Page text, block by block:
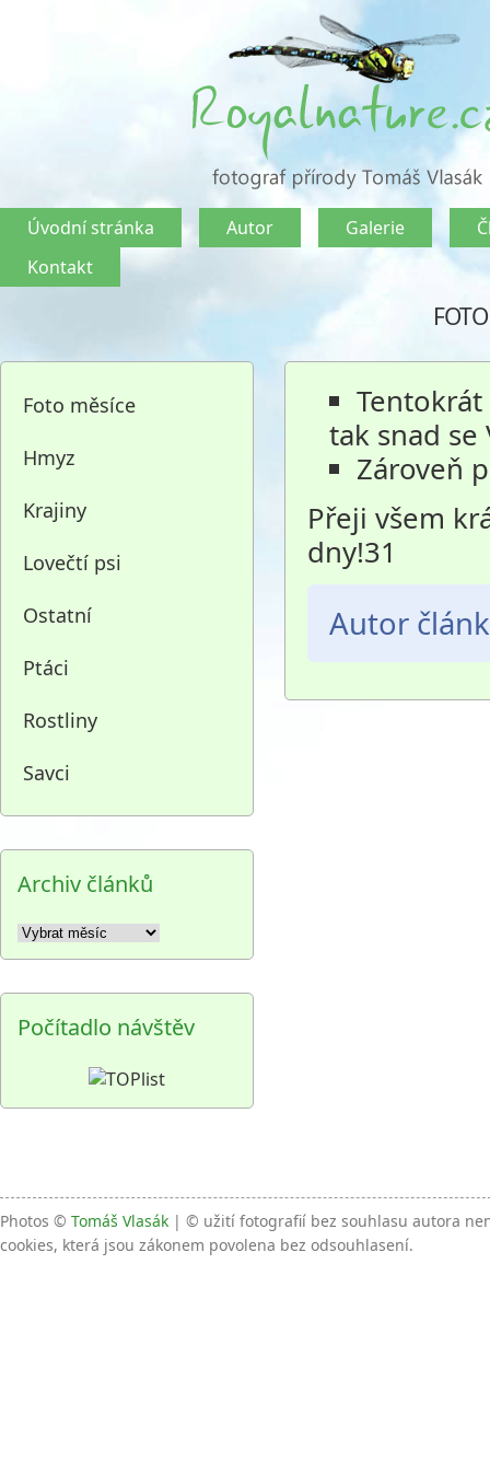
Úvodní stránka Autor Galerie
Kontakt
Foto měsíce
Hmyz
Krajiny
Lovečtí psi
Ostatní
Ptáci
Rostliny
Savci
Archiv článků
Archiv
článků
Počítadlo návštěv
tak snad
Zároveň
Přeji všem
dny!31
Autor
Photos © Tomáš Vlasák | © užití fotografií bez souhlasu autora
cookies, která jsou zákonem povolena bez odsouhlasení.